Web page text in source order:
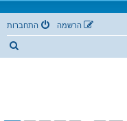
התחברות הרשמה